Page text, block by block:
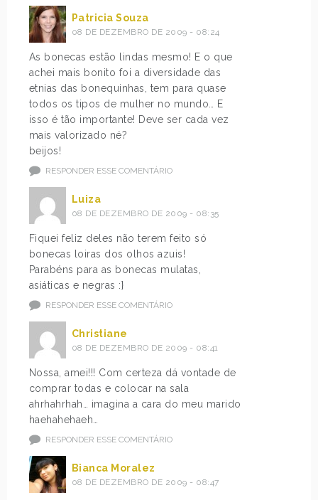
Patricia Souza
08 DE DEZEMBRO DE 2009 - 08:24
As bonecas estão lindas mesmo! E o que
achei mais bonito foi a diversidade das
etnias das bonequinhas, tem para quase
todos os tipos de mulher no mundo… E
isso é tão importante! Deve ser cada vez
mais valorizado né?
beijos!
RESPONDER ESSE COMENTÁRIO
Luiza
08 DE DEZEMBRO DE 2009 - 08:35
Fiquei feliz deles não terem feito só
bonecas loiras dos olhos azuis!
Parabéns para as bonecas mulatas,
asiáticas e negras :}
RESPONDER ESSE COMENTÁRIO
Christiane
08 DE DEZEMBRO DE 2009 - 08:41
Nossa, amei!!! Com certeza dá vontade de
comprar todas e colocar na sala
ahrhahrhah… imagina a cara do meu marido
haehahehaeh…
RESPONDER ESSE COMENTÁRIO
Bianca Moralez
08 DE DEZEMBRO DE 2009 - 08:47